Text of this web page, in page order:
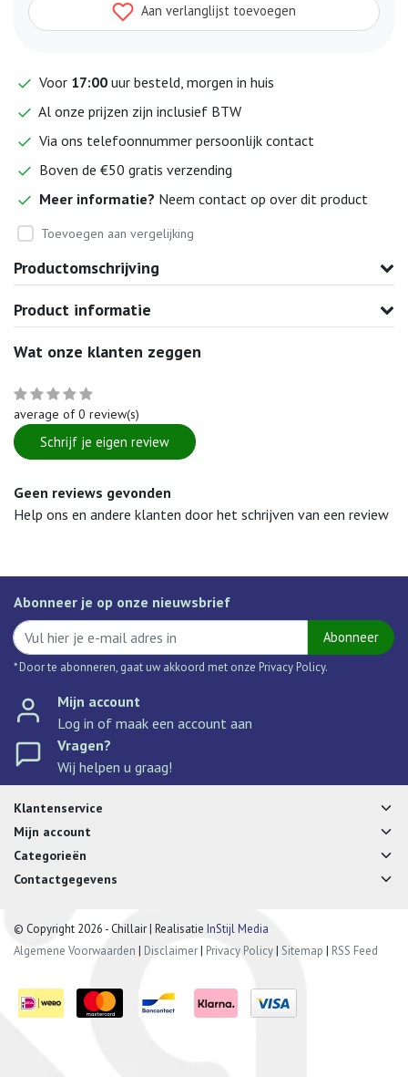
Aan verlanglijst toevoegen
Voor 17:00 uur besteld, morgen in huis
Al onze prijzen zijn inclusief BTW
Via ons telefoonnummer persoonlijk contact
Boven de €50 gratis verzending
Meer informatie? Neem contact op over dit product
Toevoegen aan vergelijking
Productomschrijving
Product informatie
Wat onze klanten zeggen
average of 0 review(s)
Schrijf je eigen review
Geen reviews gevonden
Help ons en andere klanten door het schrijven van een review
Abonneer je op onze nieuwsbrief
Abonneer
* Door te abonneren, gaat uw akkoord met onze Privacy Policy.
Mijn account
Log in of maak een account aan
Vragen?
Wij helpen u graag!
Klantenservice
Mijn account
Categorieën
Contactgegevens
© Copyright 2026 - Chillair | Realisatie InStijl Media
Algemene Voorwaarden | Disclaimer| Privacy Policy| Sitemap | RSS Feed